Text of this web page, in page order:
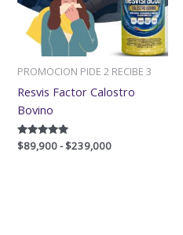
PROMOCION PIDE 2 RECIBE 3
Resvis Factor Calostro
Bovino
Valorado
con
$89,900-$239,000